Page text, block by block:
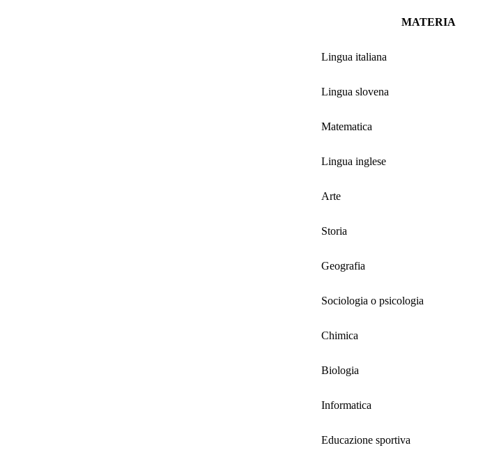
MATERIA
Lingua italiana
Lingua slovena
Matematica
Lingua inglese
Arte
Storia
Geografia
Sociologia o psicologia
Chimica
Biologia
Informatica
Educazione sportiva